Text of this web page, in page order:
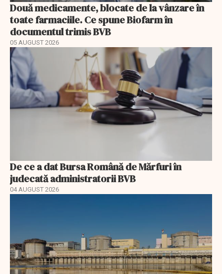
Două medicamente, blocate de la vânzare în
toate farmaciile. Ce spune Biofarm în
documentul trimis BVB
05 AUGUST 2026
De ce a dat Bursa Română de Mărfuri în
judecată administratorii BVB
04 AUGUST 2026